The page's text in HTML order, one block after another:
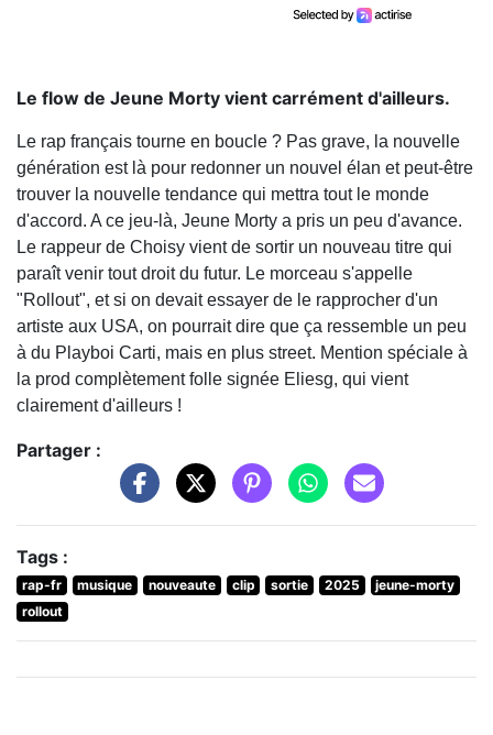
Le flow de Jeune Morty vient carrément d'ailleurs.
Le rap français tourne en boucle ? Pas grave, la nouvelle
génération est là pour redonner un nouvel élan et peut-être
trouver la nouvelle tendance qui mettra tout le monde
d'accord. A ce jeu-là, Jeune Morty a pris un peu d'avance.
Le rappeur de Choisy vient de sortir un nouveau titre qui
paraît venir tout droit du futur. Le morceau s'appelle
"Rollout", et si on devait essayer de le rapprocher d'un
artiste aux USA, on pourrait dire que ça ressemble un peu
à du Playboi Carti, mais en plus street. Mention spéciale à
la prod complètement folle signée Eliesg, qui vient
clairement d'ailleurs !
Partager :
Tags :
rap-fr musique nouveaute clip sortie 2025
jeune-morty
rollout